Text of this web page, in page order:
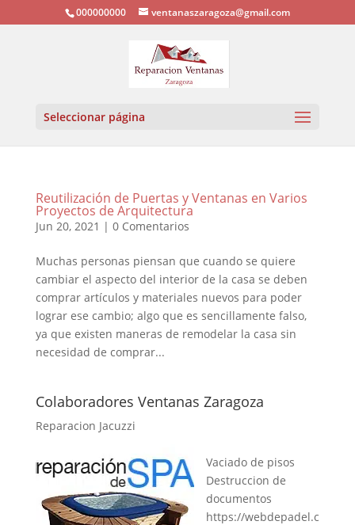
000000000 ventanaszaragoza@gmail.com
Seleccionar página
Reutilización de Puertas y Ventanas en Varios
Proyectos de Arquitectura
Jun 20, 2021 | 0 Comentarios
Muchas personas piensan que cuando se quiere
cambiar el aspecto del interior de la casa se deben
comprar artículos y materiales nuevos para poder
lograr ese cambio; algo que es sencillamente falso,
ya que existen maneras de remodelar la casa sin
necesidad de comprar...
Colaboradores Ventanas Zaragoza
Reparacion Jacuzzi
Vaciado de pisos
Destruccion de
documentos
https://webdepadel.c